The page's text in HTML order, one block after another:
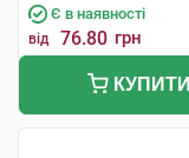
Є в наявності
від 76.80 грн
КУПИТИ